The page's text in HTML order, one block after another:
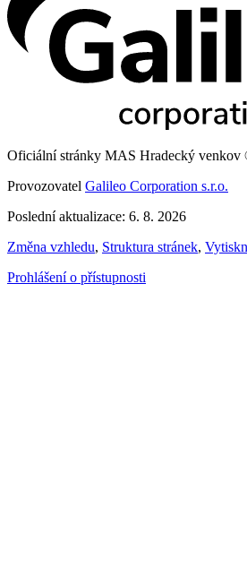
Oficiální stránky MAS Hradecký venkov
Provozovatel Galileo Corporation s.r.o.
Poslední aktualizace: 6. 8. 2026
Změna vzhledu, Struktura stránek,
Prohlášení o přístupnosti